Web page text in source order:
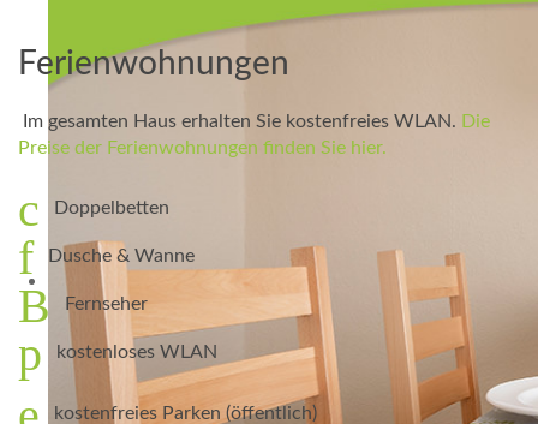
Ferienwohnungen
Im gesamten Haus erhalten Sie kostenfreies WLAN. Die
Preise der Ferienwohnungen finden Sie hier.
Doppelbetten
Dusche & Wanne
Fernseher
kostenloses WLAN
kostenfreies Parken (öffentlich)